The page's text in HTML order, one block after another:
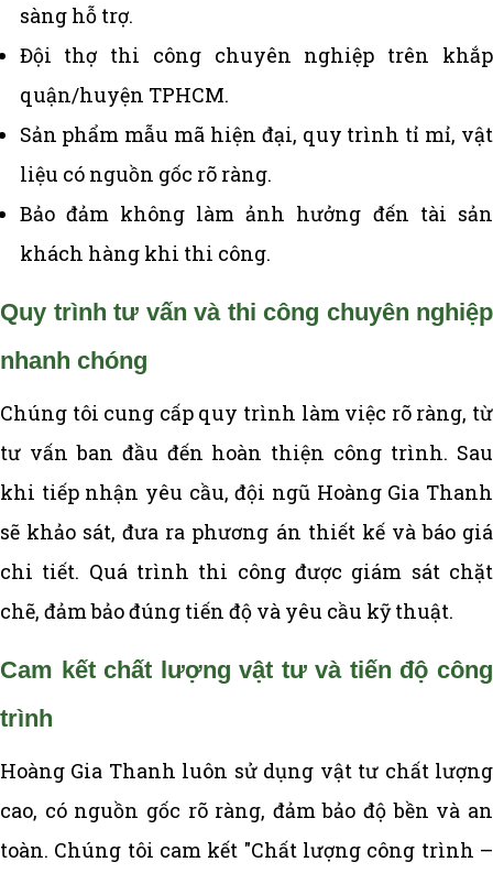
sàng hỗ trợ.
Đội thợ thi công chuyên nghiệp trên khắp
quận/huyện TPHCM.
Sản phẩm mẫu mã hiện đại, quy trình tỉ mỉ, vật
liệu có nguồn gốc rõ ràng.
Bảo đảm không làm ảnh hưởng đến tài sản
khách hàng khi thi công.
Quy trình tư vấn và thi công chuyên nghiệp
nhanh chóng
Chúng tôi cung cấp quy trình làm việc rõ ràng, từ
tư vấn ban đầu đến hoàn thiện công trình. Sau
khi tiếp nhận yêu cầu, đội ngũ Hoàng Gia Thanh
sẽ khảo sát, đưa ra phương án thiết kế và báo giá
chi tiết. Quá trình thi công được giám sát chặt
chẽ, đảm bảo đúng tiến độ và yêu cầu kỹ thuật.
Cam kết chất lượng vật tư và tiến độ công
trình
Hoàng Gia Thanh luôn sử dụng vật tư chất lượng
cao, có nguồn gốc rõ ràng, đảm bảo độ bền và an
toàn. Chúng tôi cam kết "Chất lượng công trình –